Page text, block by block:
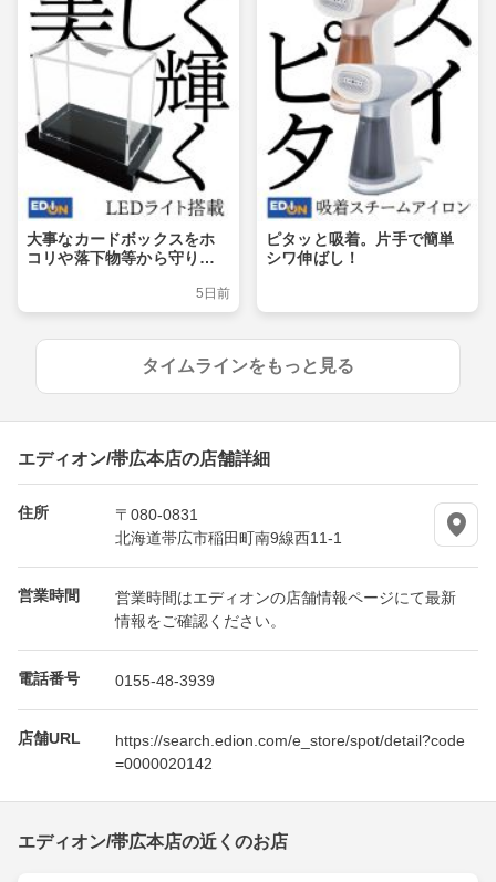
大事なカードボックスをホ
コリや落下物等から守りつ
5日前
ピタッと吸着。片手で簡単
シワ伸ばし！
タイムラインをもっと見る
エディオン/帯広本店の店舗詳細
住所
〒080-0831
北海道帯広市稲田町南9線西11-1
営業時間
営業時間はエディオンの店舗情報ページにて最新
情報をご確認ください。
電話番号 0155-48-3939
店舗URL
https://search.edion.com/e_store/spot/detail?code
=0000020142
エディオン/帯広本店の近くのお店